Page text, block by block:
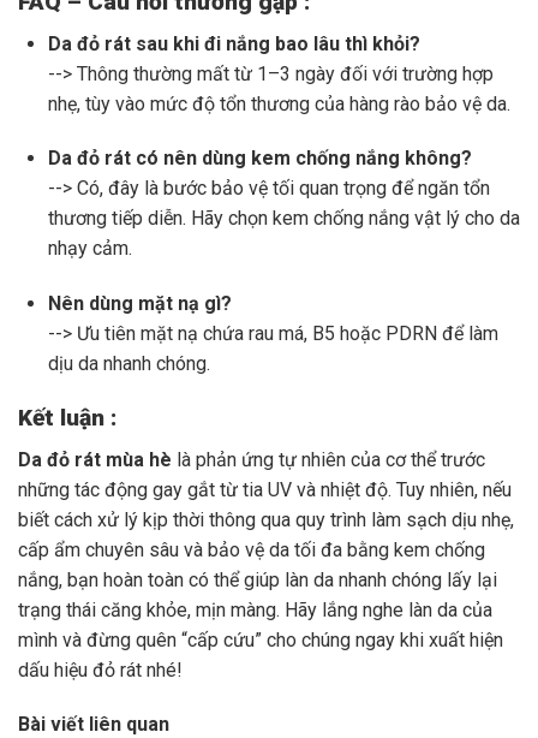
Da đỏ rát sau khi đi nắng bao lâu thì khỏi?
--> Thông thường mất từ 1–3 ngày đối với trường hợp
nhẹ, tùy vào mức độ tổn thương của hàng rào bảo vệ da.
Da đỏ rát có nên dùng kem chống nắng không?
--> Có, đây là bước bảo vệ tối quan trọng để ngăn tổn
thương tiếp diễn. Hãy chọn kem chống nắng vật lý cho da
nhạy cảm.
Nên dùng mặt nạ gì?
--> Ưu tiên mặt nạ chứa rau má, B5 hoặc PDRN để làm
dịu da nhanh chóng.
Kết luận :
Da đỏ rát mùa hè là phản ứng tự nhiên của cơ thể trước
những tác động gay gắt từ tia UV và nhiệt độ. Tuy nhiên, nếu
biết cách xử lý kịp thời thông qua quy trình làm sạch dịu nhẹ,
cấp ẩm chuyên sâu và bảo vệ da tối đa bằng kem chống
nắng, bạn hoàn toàn có thể giúp làn da nhanh chóng lấy lại
trạng thái căng khỏe, mịn màng. Hãy lắng nghe làn da của
mình và đừng quên “cấp cứu” cho chúng ngay khi xuất hiện
dấu hiệu đỏ rát nhé!
Bài viết liên quan